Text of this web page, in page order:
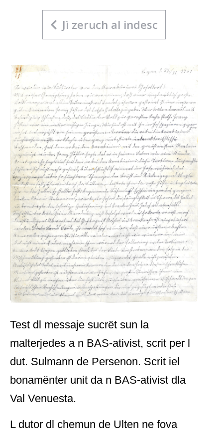
Jì zeruch al indesc
Test dl messaje sucrët sun la
malterjedes a n BAS-ativist, scrit per l
dut. Sulmann de Persenon. Scrit iel
bonamënter unit da n BAS-ativist dla
Val Venuesta.
L dutor dl chemun de Ulten ne fova